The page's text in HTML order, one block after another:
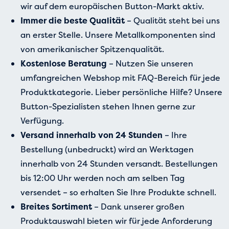
wir auf dem europäischen Button-Markt aktiv.
Immer die beste Qualität– Qualität steht bei uns
an erster Stelle. Unsere Metallkomponenten sind
von amerikanischer Spitzenqualität.
Kostenlose Beratung – Nutzen Sie unseren
umfangreichen Webshop mit FAQ-Bereich für jede
Produktkategorie. Lieber persönliche Hilfe? Unsere
Button-Spezialisten stehen Ihnen gerne zur
Verfügung.
Versand innerhalb von 24 Stunden – Ihre
Bestellung (unbedruckt) wird an Werktagen
innerhalb von 24 Stunden versandt. Bestellungen
bis 12:00 Uhr werden noch am selben Tag
versendet – so erhalten Sie Ihre Produkte schnell.
Breites Sortiment– Dank unserer großen
Produktauswahl bieten wir für jede Anforderung